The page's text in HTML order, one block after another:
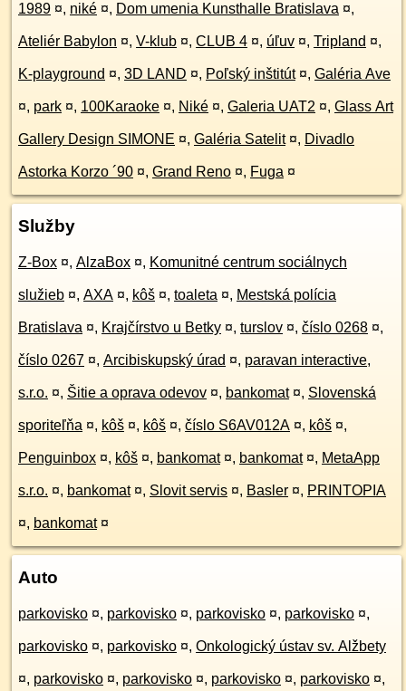
1989 ¤, niké ¤, Dom umenia Kunsthalle Bratislava ¤,
Ateliér Babylon ¤, V-klub ¤, CLUB 4 ¤, úľuv ¤, Tripland ¤,
K-playground ¤, 3D LAND ¤, Poľský inštitút ¤, Galéria Ave
¤, park ¤, 100Karaoke ¤, Niké ¤, Galeria UAT2 ¤, Glass Art
Gallery Design SIMONE ¤, Galéria Satelit ¤, Divadlo
Astorka Korzo ´90 ¤, Grand Reno ¤, Fuga ¤
Služby
Z-Box ¤, AlzaBox ¤, Komunitné centrum sociálnych
služieb ¤, AXA ¤, kôš ¤, toaleta ¤, Mestská polícia
Bratislava ¤, Krajčírstvo u Betky ¤, turslov ¤, číslo 0268 ¤,
číslo 0267 ¤, Arcibiskupský úrad ¤, paravan interactive,
s.r.o. ¤, Šitie a oprava odevov ¤, bankomat ¤, Slovenská
sporiteľňa ¤, kôš ¤, kôš ¤, číslo S6AV012A ¤, kôš ¤,
Penguinbox ¤, kôš ¤, bankomat ¤, bankomat ¤, MetaApp
s.r.o. ¤, bankomat ¤, Slovit servis ¤, Basler ¤, PRINTOPIA
¤, bankomat ¤
Auto
parkovisko ¤, parkovisko ¤, parkovisko ¤, parkovisko ¤,
parkovisko ¤, parkovisko ¤, Onkologický ústav sv. Alžbety
¤, parkovisko ¤, parkovisko ¤, parkovisko ¤, parkovisko ¤,